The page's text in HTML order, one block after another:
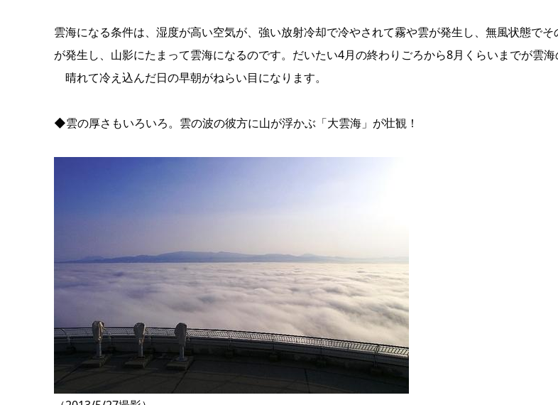
雲海になる条件は、湿度が高い空気が、強い放射冷却で冷やされて霧や雲が発生し、無風状態で
が発生し、山影にたまって雲海になるのです。だいたい4月の終わりごろから8月くらいまでが雲
晴れて冷え込んだ日の早朝がねらい目になります。
◆雲の厚さもいろいろ。雲の波の彼方に山が浮かぶ「大雲海」が壮観！